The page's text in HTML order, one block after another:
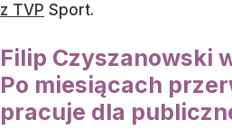
z TVP Sport.
Filip Czyszanowski
Po miesiącach
pracuje dla